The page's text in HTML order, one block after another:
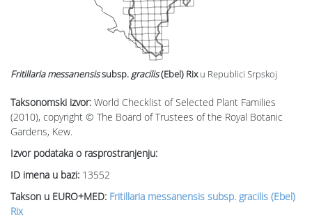
Taksonomski izvor: World Checklist of Selected Plant Families
(2010), copyright © The Board of Trustees of the Royal Botanic
Gardens, Kew.
Izvor podataka o rasprostranjenju:
ID imena u bazi: 13552
Takson u EURO+MED: Fritillaria messanensis subsp. gracilis (Ebel)
Rix
Fritillaria messanensissubsp.gracilis(Ebel) Rix u Republici Srpskoj